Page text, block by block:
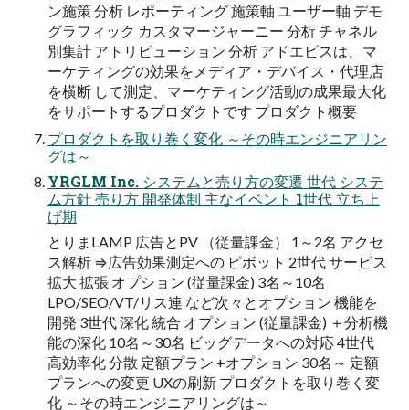
ン施策 分析 レポーティング 施策軸 ユーザー軸 デモ
グラフィック カスタマージャーニー 分析 チャネル
別集計 アトリビューション 分析 アドエビスは、マ
ーケティングの効果をメディア・デバイス・代理店
を横断 して測定、マーケティング活動の成果最大化
をサポートするプロダクトです プロダクト概要
プロダクトを取り巻く変化 ～その時エンジニアリン
グは～
YRGLM Inc. システムと売り方の変遷 世代 システ
ム方針 売り方 開発体制 主なイベント 1世代 立ち上
げ期
とりまLAMP 広告とPV （従量課金） 1～2名 アクセ
ス解析 ⇒広告効果測定への ピボット 2世代 サービス
拡大 拡張 オプション (従量課金) 3名～10名
LPO/SEO/VT/リス連 など次々とオプション 機能を
開発 3世代 深化 統合 オプション (従量課金) ＋分析機
能の深化 10名～30名 ビッグデータへの対応 4世代
高効率化 分散 定額プラン +オプション 30名～ 定額
プランへの変更 UXの刷新 プロダクトを取り巻く変
化 ～その時エンジニアリングは～